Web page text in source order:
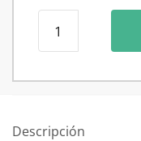
para
PP98
Descripción